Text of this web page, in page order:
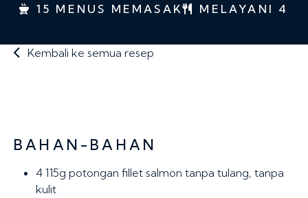
15 MENUS MEMASAK
MELAYANI 4
Kembali ke semua resep
BAHAN-BAHAN
4 115g potongan fillet salmon tanpa tulang, tanpa
kulit